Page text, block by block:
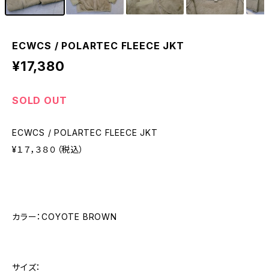
ECWCS / POLARTEC FLEECE JKT
¥17,380
SOLD OUT
ECWCS / POLARTEC FLEECE JKT
¥１７，３８０（税込）
カラー：COYOTE BROWN
サイズ：